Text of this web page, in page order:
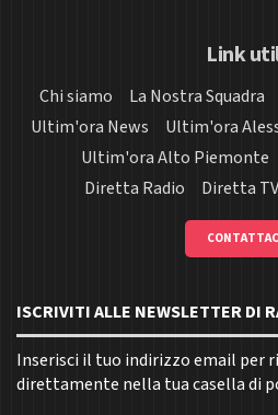
Link
Chi siamo La Nostra Squadra
Ultim'ora News
Ultim'ora
Ultim'ora Alto Piemonte
Diretta Radio
Diretta TV
ISCRIVITI ALLE NEWSLETTER DI
Inserisci il tuo indirizzo email per
direttamente nella tua casella di